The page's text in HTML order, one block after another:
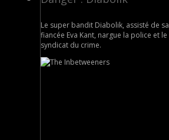
Le super bandit Diabolik, assisté de sa
fiancée Eva Kant, nargue la police et le
syndicat du crime.